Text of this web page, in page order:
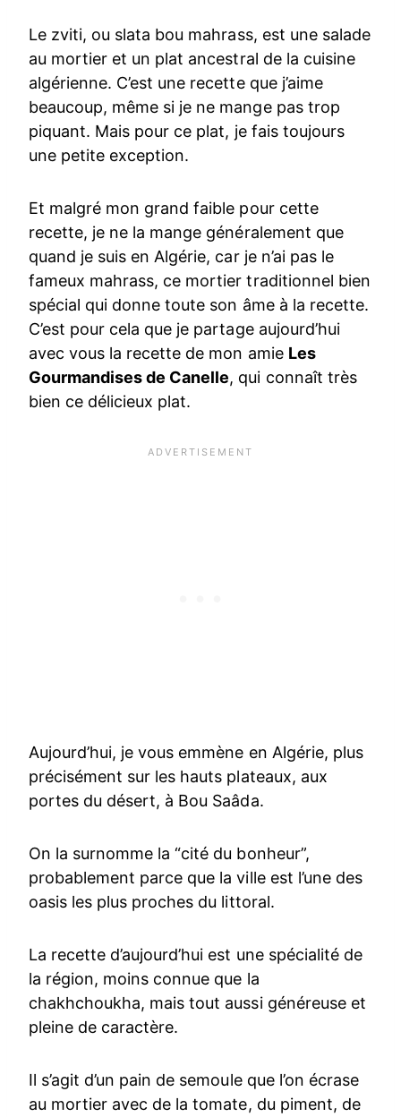
Le zviti, ou slata bou mahrass, est une salade
au mortier et un plat ancestral de la cuisine
algérienne. C’est une recette que j’aime
beaucoup, même si je ne mange pas trop
piquant. Mais pour ce plat, je fais toujours
une petite exception.
Et malgré mon grand faible pour cette
recette, je ne la mange généralement que
quand je suis en Algérie, car je n’ai pas le
fameux mahrass, ce mortier traditionnel bien
spécial qui donne toute son âme à la recette.
C’est pour cela que je partage aujourd’hui
avec vous la recette de mon amie Les
Gourmandises de Canelle, qui connaît très
bien ce délicieux plat.
Aujourd’hui, je vous emmène en Algérie, plus
précisément sur les hauts plateaux, aux
portes du désert, à Bou Saâda.
On la surnomme la “cité du bonheur”,
probablement parce que la ville est l’une des
oasis les plus proches du littoral.
La recette d’aujourd’hui est une spécialité de
la région, moins connue que la
chakhchoukha, mais tout aussi généreuse et
pleine de caractère.
Il s’agit d’un pain de semoule que l’on écrase
au mortier avec de la tomate, du piment, de